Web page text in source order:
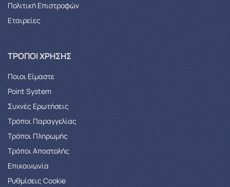
Πολιτική Επιστροφών
Εταιρείες
ΤΡΌΠΟΙ ΧΡΉΣΗΣ
Ποιοι Είμαστε
Point System
Συχνές Ερωτήσεις
Τρόποι Παραγγελίας
Tρόποι Πληρωμής
Τρόποι Αποστολής
Επικοινωνία
Ρυθμίσεις Cookie